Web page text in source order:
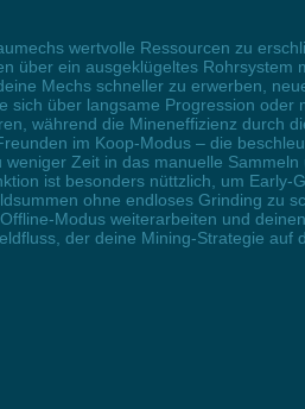
wertvolle Ressourcen zu
über ein ausgeklügeltes Rohrsystem
Mechs schneller zu erwerben,
sich über langsame Progression oder
während die Mineneffizienz durch
im Koop-Modus – die
Zeit in das manuelle Sammeln
ist besonders nüttzlich, um Early-
ohne endloses Grinding zu
Modus weiterarbeiten und
der deine Mining-Strategie auf